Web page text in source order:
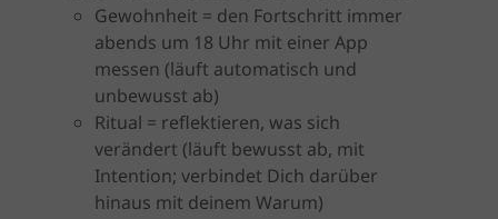
Gewohnheit = den Fortschritt immer
abends um 18 Uhr mit einer App
messen (läuft automatisch und
unbewusst ab)
Ritual = reflektieren, was sich
verändert (läuft bewusst ab, mit
Intention; verbindet Dich darüber
hinaus mit deinem Warum)